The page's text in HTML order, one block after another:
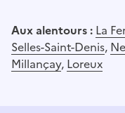
Aux alentours : La
Selles-Saint-Denis,
Millançay, Loreux